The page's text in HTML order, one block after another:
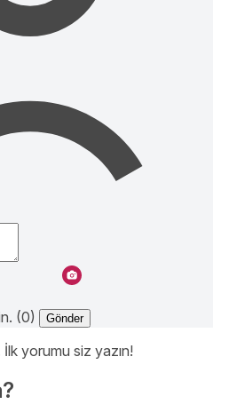
(0) Gönder
yorumu siz yazın!